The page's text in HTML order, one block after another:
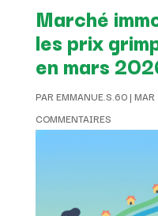
Marché
les prix
en mars
PAREMMANUE.S.60|
COMMENTAIRES